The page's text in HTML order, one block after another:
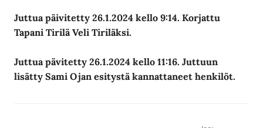
Juttua päivitetty 26.1.2024 kello 9:14. Korjattu
Tapani Tirilä Veli Tiriläksi.
Juttua pävitetty 26.1.2024 kello 11:16. Juttuun
lisätty Sami Ojan esitystä kannattaneet henkilöt.